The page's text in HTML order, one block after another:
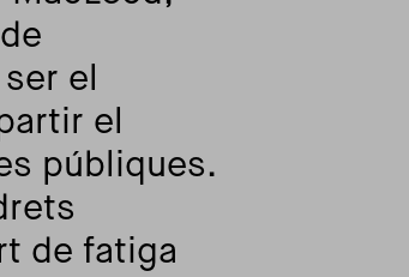
el
el
públiques.
de fatiga